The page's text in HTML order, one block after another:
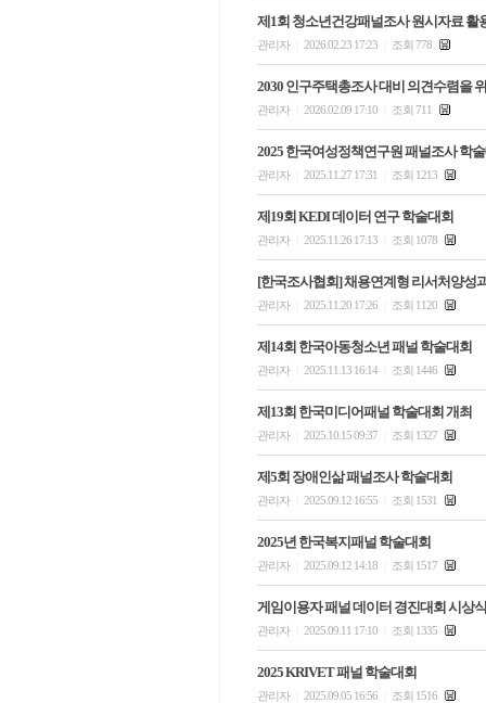
제1회 청소년건강패널조사 원시자료 활
관리자 2026.02.23 17:23 조회 778
2030 인구주택총조사 대비 의견수렴을
관리자 2026.02.09 17:10 조회 711
2025 한국여성정책연구원 패널조사 학
관리자 2025.11.27 17:31 조회 1213
제19회 KEDI 데이터 연구 학술대회
관리자 2025.11.26 17:13 조회 1078
[한국조사협회] 채용연계형 리서처양성
관리자 2025.11.20 17:26 조회 1120
제14회 한국아동청소년 패널 학술대회
관리자 2025.11.13 16:14 조회 1446
제13회 한국미디어패널 학술대회 개최
관리자 2025.10.15 09:37 조회 1327
제5회 장애인삶 패널조사 학술대회
관리자 2025.09.12 16:55 조회 1531
2025년 한국복지패널 학술대회
관리자 2025.09.12 14:18 조회 1517
게임이용자 패널 데이터 경진대회 시상식
관리자 2025.09.11 17:10 조회 1335
2025 KRIVET 패널 학술대회
관리자 2025.09.05 16:56 조회 1516